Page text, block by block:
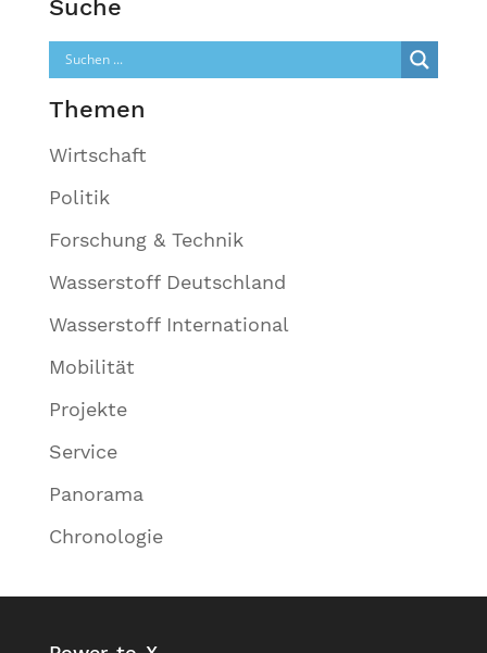
Suche
Themen
Wirtschaft
Politik
Forschung & Technik
Wasserstoff Deutschland
Wasserstoff International
Mobilität
Projekte
Service
Panorama
Chronologie